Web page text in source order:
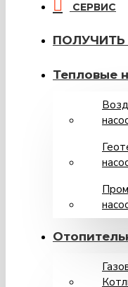
СЕРВИС
Тепловые